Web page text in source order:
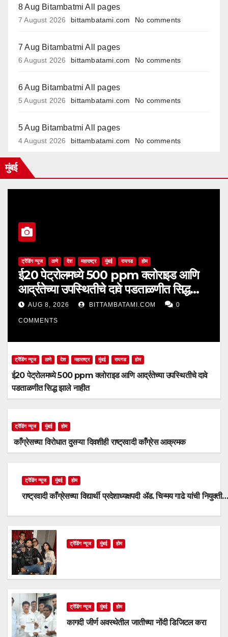
8 Aug Bitambatmi All pages
7 August 2026 bittambatami.com No comments
7 Aug Bitambatmi All pages
6 August 2026 bittambatami.com No comments
6 Aug Bitambatmi All pages
5 August 2026 bittambatami.com No comments
5 Aug Bitambatmi All pages
4 August 2026 bittambatami.com No comments
मुंबई
ट्रेंडिंग न्यूज ठाणे देश महाराष्ट्र मुंबई रायगड होम
ई20 पेट्रोलमध्ये 500 ppm क्लोराइड आणि
आर्द्रतेच्या उपस्थितीचे दावे पडताळणीत सिद्ध
झाले नाहीत
AUG 8, 2026 BITTAMBATAMI.COM 0
COMMENTS
ट्रेंडिंग न्यूज ठाणे देश महाराष्ट्र मुंबई रायगड होम
ई20 पेट्रोलमध्ये 500 ppm क्लोराइड आणि आर्द्रतेच्या उपस्थितीचे दावे
पडताळणीत सिद्ध झाले नाहीत
ट्रेंडिंग न्यूज मुंबई होम
काँग्रेसच्या विरोधात दुसऱ्या दिवशीही राष्ट्रवादी काँग्रेस आक्रमक
ट्रेंडिंग न्यूज मुंबई होम
राष्ट्रवादी काँग्रेसच्या विद्यार्थी प्रदेशाध्यक्षपदी ॲड. चिन्मय गाढे यांची नियुक्ती…
ट्रेंडिंग न्यूज मुंबई होम
ट्रेंडिंग न्यूज मुंबई होम
कागदी जीर्ण अवस्थेतील जातीच्या नोंदी डिजिटल करा